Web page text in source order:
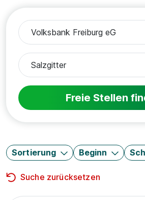
Freie Stellen
Sortierung Beginn
Suche zurücksetzen